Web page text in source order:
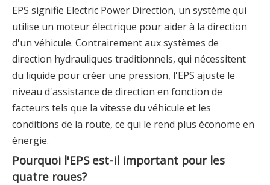
EPS signifie Electric Power Direction, un système qui
utilise un moteur électrique pour aider à la direction
d'un véhicule. Contrairement aux systèmes de
direction hydrauliques traditionnels, qui nécessitent
du liquide pour créer une pression, l'EPS ajuste le
niveau d'assistance de direction en fonction de
facteurs tels que la vitesse du véhicule et les
conditions de la route, ce qui le rend plus économe en
énergie.
Pourquoi l'EPS est-il important pour les
quatre roues?